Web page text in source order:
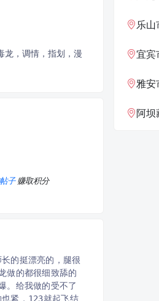
龙，调情，指划，漫
子赚取积分
的挺漂亮的，腿很
做的都很细致舔的
。给我做的受不了
紧，123就起飞结
乐山
宜宾
雅安
阿坝藏族羌族